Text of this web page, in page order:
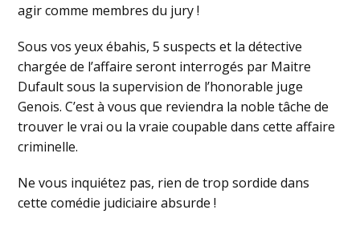
agir comme membres du jury !
Sous vos yeux ébahis, 5 suspects et la détective
chargée de l’affaire seront interrogés par Maitre
Dufault sous la supervision de l’honorable juge
Genois. C’est à vous que reviendra la noble tâche de
trouver le vrai ou la vraie coupable dans cette affaire
criminelle.
Ne vous inquiétez pas, rien de trop sordide dans
cette comédie judiciaire absurde !